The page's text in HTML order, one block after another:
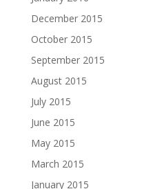
December 2015
October 2015
September 2015
August 2015
July 2015
June 2015
May 2015
March 2015
January 2015